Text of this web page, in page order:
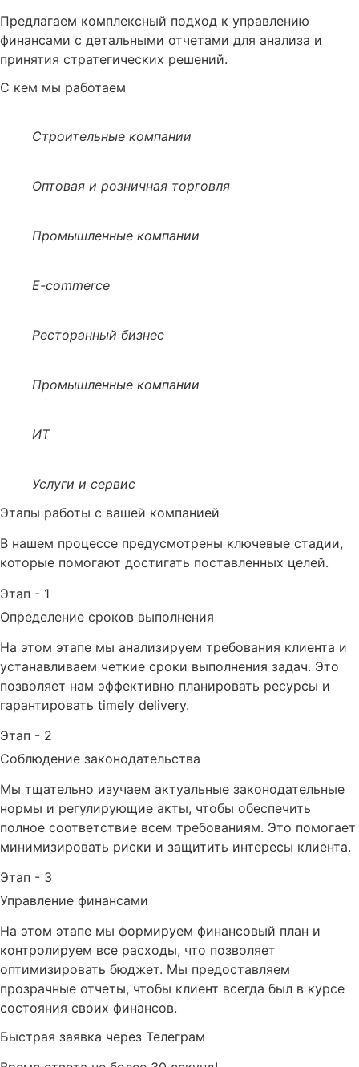
Предлагаем комплексный подход к управлению
финансами с детальными отчетами для анализа и
принятия стратегических решений.
С кем мы работаем
Строительные компании
Оптовая и розничная торговля
Промышленные компании
E-commerce
Ресторанный бизнес
Промышленные компании
ИТ
Услуги и сервис
Этапы работы с вашей компанией
В нашем процессе предусмотрены ключевые стадии,
которые помогают достигать поставленных целей.
Этап - 1
Определение сроков выполнения
На этом этапе мы анализируем требования клиента и
устанавливаем четкие сроки выполнения задач. Это
позволяет нам эффективно планировать ресурсы и
гарантировать timely delivery.
Этап - 2
Соблюдение законодательства
Мы тщательно изучаем актуальные законодательные
нормы и регулирующие акты, чтобы обеспечить
полное соответствие всем требованиям. Это помогает
минимизировать риски и защитить интересы клиента.
Этап - 3
Управление финансами
На этом этапе мы формируем финансовый план и
контролируем все расходы, что позволяет
оптимизировать бюджет. Мы предоставляем
прозрачные отчеты, чтобы клиент всегда был в курсе
состояния своих финансов.
Быстрая заявка через Телеграм